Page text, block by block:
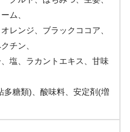
ム、
レンジ、ブラックココア、
チン、
塩、ラカントエキス、甘味
多糖類)、酸味料、安定剤(増